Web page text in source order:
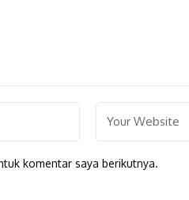
komentar saya berikutnya.